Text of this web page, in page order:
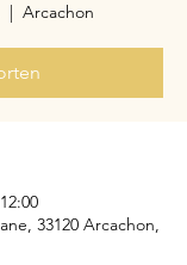
  |
Arcachon
33120 Arcachon,